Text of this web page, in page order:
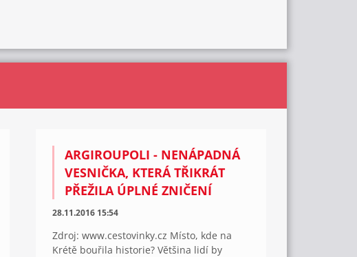
ARGIROUPOLI - NENÁPADNÁ
VESNIČKA, KTERÁ TŘIKRÁT
PŘEŽILA ÚPLNÉ ZNIČENÍ
28.11.2016 15:54
Zdroj: www.cestovinky.cz Místo, kde na
Krétě bouřila historie? Většina lidí by